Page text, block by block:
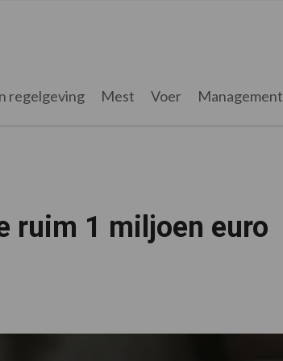
regelgeving Mest Voer Management
ruim 1 miljoen euro